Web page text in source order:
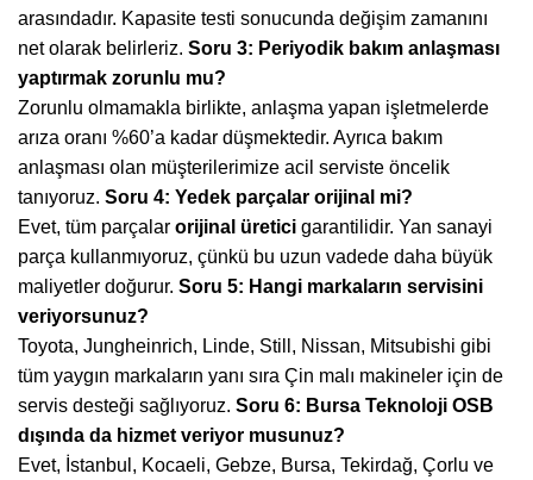
arasındadır. Kapasite testi sonucunda değişim zamanını
net olarak belirleriz. Soru 3: Periyodik bakım anlaşması
yaptırmak zorunlu mu?
Zorunlu olmamakla birlikte, anlaşma yapan işletmelerde
arıza oranı %60’a kadar düşmektedir. Ayrıca bakım
anlaşması olan müşterilerimize acil serviste öncelik
tanıyoruz. Soru 4: Yedek parçalar orijinal mi?
Evet, tüm parçalar orijinal üretici garantilidir. Yan sanayi
parça kullanmıyoruz, çünkü bu uzun vadede daha büyük
maliyetler doğurur. Soru 5: Hangi markaların servisini
veriyorsunuz?
Toyota, Jungheinrich, Linde, Still, Nissan, Mitsubishi gibi
tüm yaygın markaların yanı sıra Çin malı makineler için de
servis desteği sağlıyoruz. Soru 6: Bursa Teknoloji OSB
dışında da hizmet veriyor musunuz?
Evet, İstanbul, Kocaeli, Gebze, Bursa, Tekirdağ, Çorlu ve